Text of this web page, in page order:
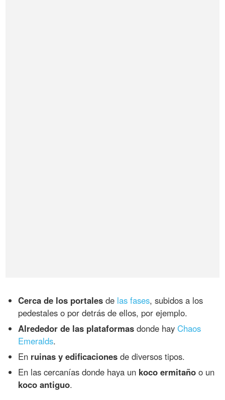
Cerca de los portales de las fases, subidos a los
pedestales o por detrás de ellos, por ejemplo.
Alrededor de las plataformas donde hayChaos
Emeralds.
En ruinas y edificaciones de diversos tipos.
En las cercanías donde haya un koco ermitaño o un
koco antiguo.